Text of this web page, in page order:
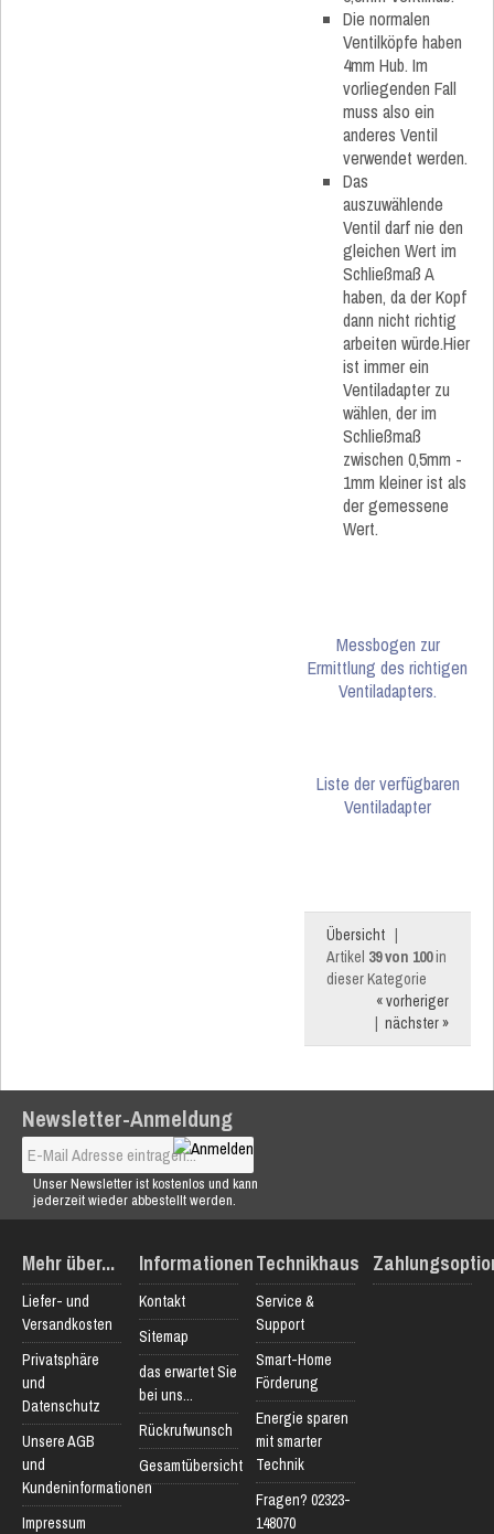
Die normalen
Ventilköpfe haben
4mm Hub. Im
vorliegenden Fall
muss also ein
anderes Ventil
verwendet werden.
Das
auszuwählende
Ventil darf nie den
gleichen Wert im
Schließmaß A
haben, da der Kopf
dann nicht richtig
arbeiten würde.Hier
ist immer ein
Ventiladapter zu
wählen, der im
Schließmaß
zwischen 0,5mm -
1mm kleiner ist als
der gemessene
Wert.
Messbogen zur
Ermittlung des richtigen
Ventiladapters.
Liste der verfügbaren
Ventiladapter
Übersicht |
Artikel 39 von 100in
dieser Kategorie
« vorheriger
| nächster »
Newsletter-Anmeldung
Unser Newsletter ist kostenlos und kann
jederzeit wieder abbestellt werden.
Mehr über...
Liefer- und
Versandkosten
Privatsphäre
und
Datenschutz
Unsere AGB
und
Kundeninformationen
Impressum
Informationen
Kontakt
Sitemap
das erwartet Sie
bei uns...
Rückrufwunsch
Gesamtübersicht
Technikhaus
Service &
Support
Smart-Home
Förderung
Energie sparen
mit smarter
Technik
Fragen? 02323-
148070